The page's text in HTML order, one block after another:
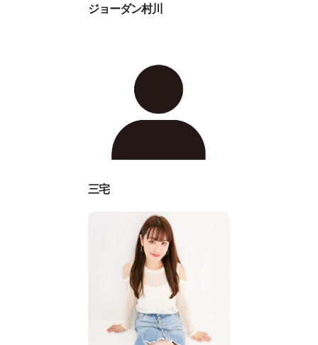
ジョーダン村川
三宅